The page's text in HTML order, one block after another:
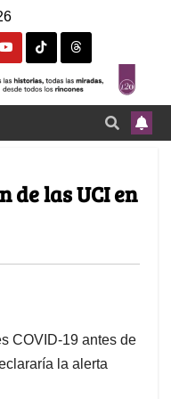
de las UCI en
COVID-19 antes de
la alerta